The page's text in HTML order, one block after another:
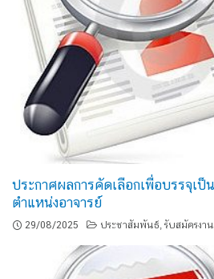
ประกาศผลการคัดเลือกเพื่อบรรจุเป็
ตำแหน่งอาจารย์
29/08/2025 ประชาสัมพันธ์ รับสมัครงาน